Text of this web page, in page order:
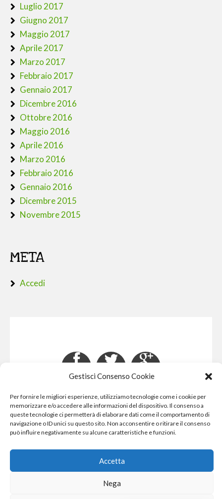
Gestisci Consenso Cookie
Per fornire le migliori esperienze, utilizziamo tecnologie come i cookie per
memorizzare e/o accedere alle informazioni del dispositivo. Il consenso a
queste tecnologie ci permetterà di elaborare dati come il comportamento di
navigazione o ID unici su questo sito. Non acconsentire o ritirare il consenso
può influire negativamente su alcune caratteristiche e funzioni.
Accetta
Nega
Luglio 2017
Giugno 2017
Maggio 2017
Aprile 2017
Marzo 2017
Febbraio 2017
Gennaio 2017
Dicembre 2016
Ottobre 2016
Maggio 2016
Aprile 2016
Marzo 2016
Febbraio 2016
Gennaio 2016
Dicembre 2015
Novembre 2015
META
Accedi
Phone Crash - riparazione iphone pisa smartphone
computer e gopro